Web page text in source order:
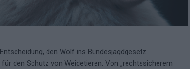
den Wolf ins Bundesjagdgesetz
den Schutz von Weidetieren. Von „rechtssicherem